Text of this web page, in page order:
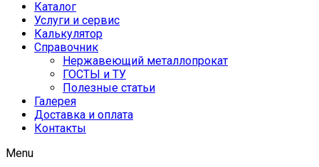
Каталог
Услуги и сервис
Калькулятор
Справочник
Нержавеющий металлопрокат
ГОСТЫ и ТУ
Полезные статьи
Галерея
Доставка и оплата
Контакты
Menu